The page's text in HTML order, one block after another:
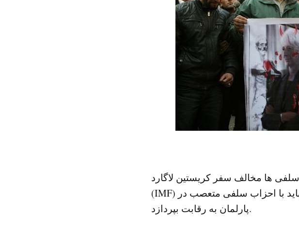
سلفی ها مخالف سفر کریستین لاگارد (Christine Lagarde) رئیس صندوق بین المللی پول
(IMF) به تونس بودند. حزب عدالت و آزادی در مصر باید با احزاب سلفی متعصب در
پارلمان به رقابت بپردازد.